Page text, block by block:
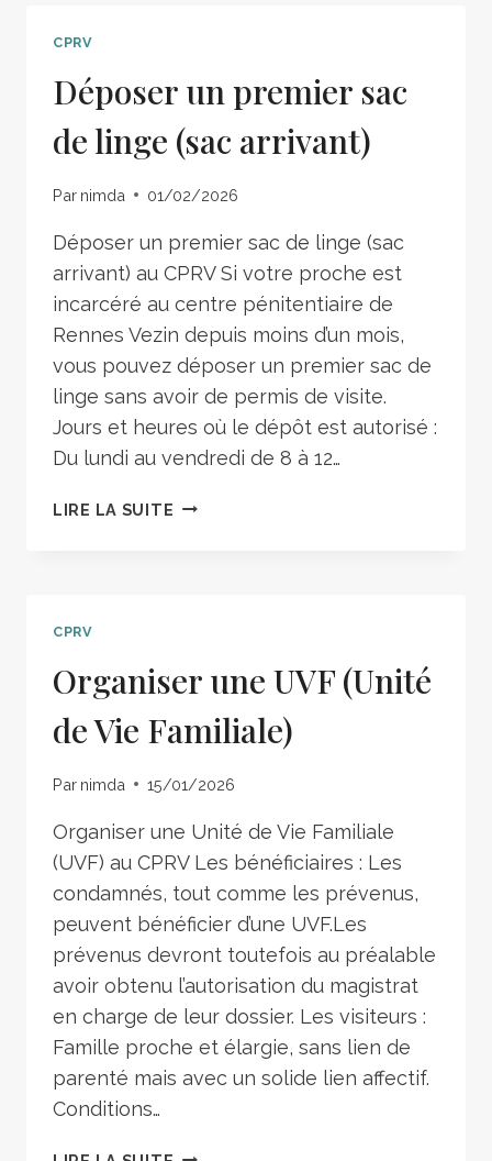
CPRV
Déposer un premier sac
de linge (sac arrivant)
Par nimda 01/02/2026
Déposer un premier sac de linge (sac
arrivant) au CPRV Si votre proche est
incarcéré au centre pénitentiaire de
Rennes Vezin depuis moins d’un mois,
vous pouvez déposer un premier sac de
linge sans avoir de permis de visite.
Jours et heures où le dépôt est autorisé :
Du lundi au vendredi de 8 à 12…
LIRE LA SUITE
CPRV
Organiser une UVF (Unité
de Vie Familiale)
Par nimda 15/01/2026
Organiser une Unité de Vie Familiale
(UVF) au CPRV Les bénéficiaires : Les
condamnés, tout comme les prévenus,
peuvent bénéficier d’une UVF.Les
prévenus devront toutefois au préalable
avoir obtenu l’autorisation du magistrat
en charge de leur dossier. Les visiteurs :
Famille proche et élargie, sans lien de
parenté mais avec un solide lien affectif.
Conditions…